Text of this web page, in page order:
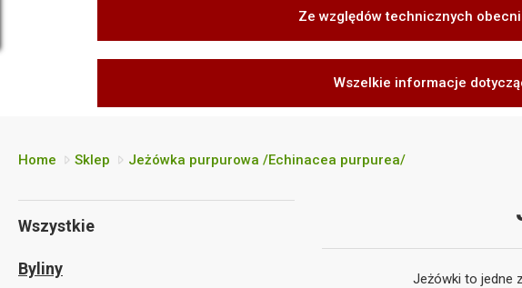
Ze względów technicznych
Wszelkie informacje
Home Sklep Jeżówka purpurowa /Echinacea purpurea/
Wszystkie
Byliny
Jeżówki to jedne z